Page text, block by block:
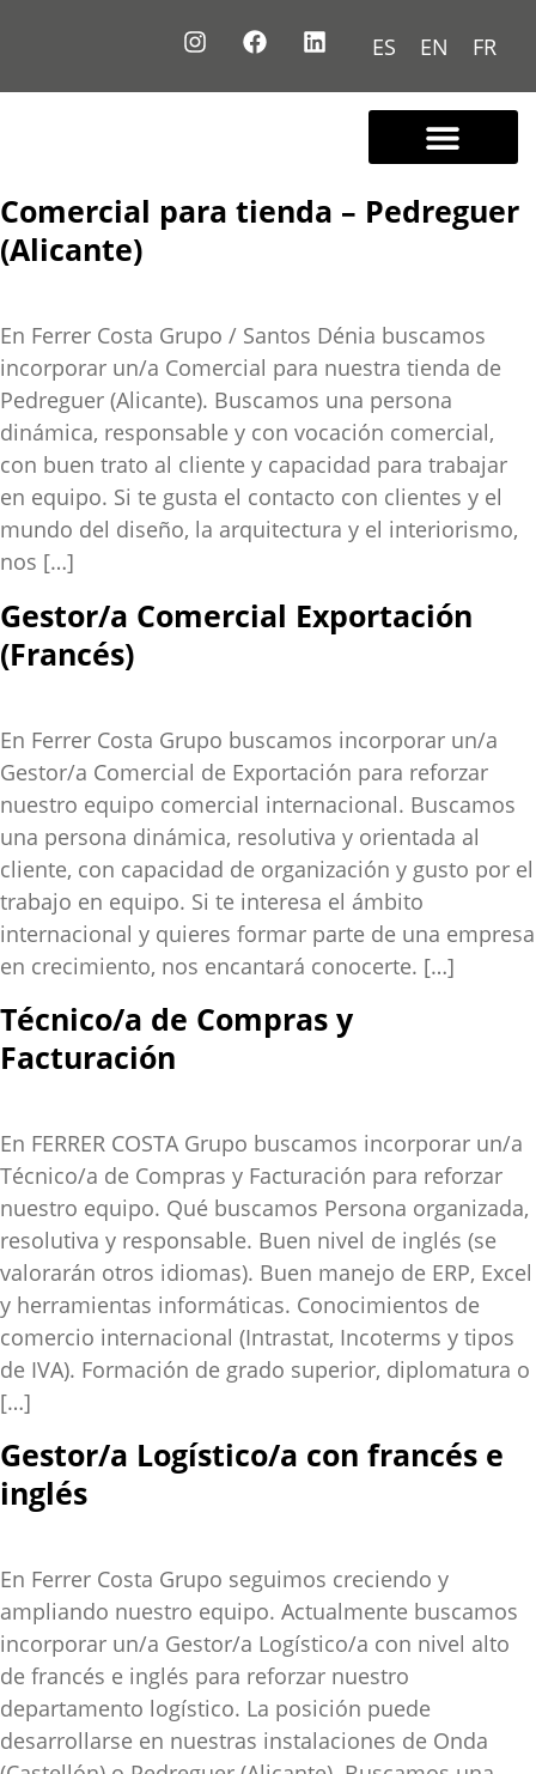
ES EN FR
Comercial para tienda – Pedreguer
(Alicante)
En Ferrer Costa Grupo / Santos Dénia buscamos
incorporar un/a Comercial para nuestra tienda de
Pedreguer (Alicante). Buscamos una persona
dinámica, responsable y con vocación comercial,
con buen trato al cliente y capacidad para trabajar
en equipo. Si te gusta el contacto con clientes y el
mundo del diseño, la arquitectura y el interiorismo,
nos […]
Gestor/a Comercial Exportación
(Francés)
En Ferrer Costa Grupo buscamos incorporar un/a
Gestor/a Comercial de Exportación para reforzar
nuestro equipo comercial internacional. Buscamos
una persona dinámica, resolutiva y orientada al
cliente, con capacidad de organización y gusto por el
trabajo en equipo. Si te interesa el ámbito
internacional y quieres formar parte de una empresa
en crecimiento, nos encantará conocerte. […]
Técnico/a de Compras y
Facturación
En FERRER COSTA Grupo buscamos incorporar un/a
Técnico/a de Compras y Facturación para reforzar
nuestro equipo. Qué buscamos Persona organizada,
resolutiva y responsable. Buen nivel de inglés (se
valorarán otros idiomas). Buen manejo de ERP, Excel
y herramientas informáticas. Conocimientos de
comercio internacional (Intrastat, Incoterms y tipos
de IVA). Formación de grado superior, diplomatura o
[…]
Gestor/a Logístico/a con francés e
inglés
En Ferrer Costa Grupo seguimos creciendo y
ampliando nuestro equipo. Actualmente buscamos
incorporar un/a Gestor/a Logístico/a con nivel alto
de francés e inglés para reforzar nuestro
departamento logístico. La posición puede
desarrollarse en nuestras instalaciones de Onda